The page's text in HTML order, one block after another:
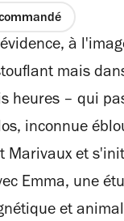
à
mais
heures – qui
inconnue
Marivaux et
Emma, une
et